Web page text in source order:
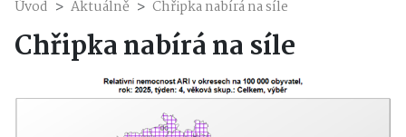
Úvod Aktuálně Chřipka nabírá na síle
Chřipka nabírá na síle